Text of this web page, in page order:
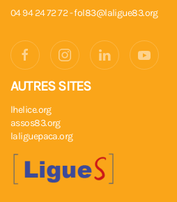
04 94 24 72 72 -fol83@laligue83.org
AUTRES SITES
lhelice.org
assos83.org
laliguepaca.org